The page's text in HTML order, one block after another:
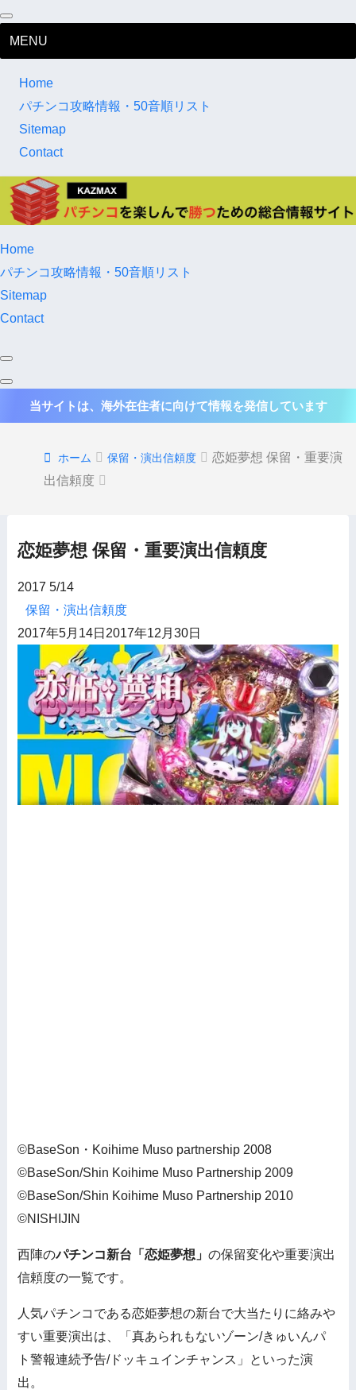
MENU
Home
パチンコ攻略情報・50音順リスト
Sitemap
Contact
Home
パチンコ攻略情報・50音順リスト
Sitemap
Contact
当サイトは、海外在住者に向けて情報を発信しています
ホーム 保留・演出信頼度
恋姫夢想 保留・重要演
出信頼度
恋姫夢想 保留・重要演出信頼度
2017 5/14
保留・演出信頼度
2017年5月14日 2017年12月30日
©BaseSon・Koihime Muso partnership 2008
©BaseSon/Shin Koihime Muso Partnership 2009
©BaseSon/Shin Koihime Muso Partnership 2010
©NISHIJIN
西陣のパチンコ新台「恋姫夢想」の保留変化や重要演出
信頼度の一覧です。
人気パチンコである恋姫夢想の新台で大当たりに絡みや
すい重要演出は、「真あられもないゾーン/きゅいんパ
ト警報連続予告/ドッキュインチャンス」といった演
出。